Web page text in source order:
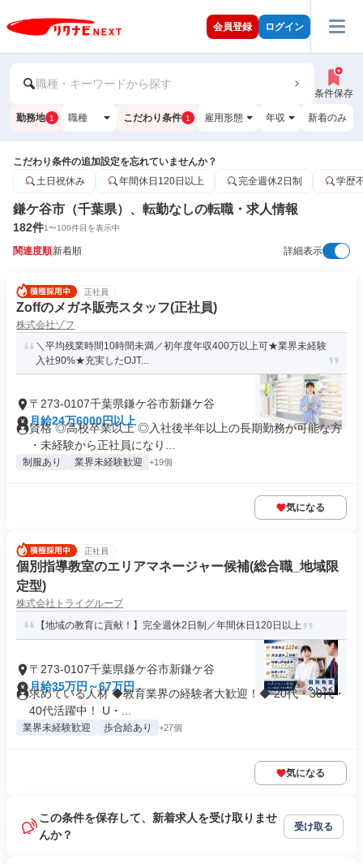
会員登録 ログイン
職種・キーワードから探す
条件保存
勤務地 1 職種 こだわり条件 1 雇用形態 年収 新着のみ
こだわり条件の追加設定を忘れていませんか？
土日祝休み
年間休日120日以上 完全週休2日制 学歴
鎌ケ谷市（千葉県）、転勤なしの転職・求人情報
182件1〜100件目を表示中
関連度順新着順 詳細表示
正社員
Zoffのメガネ販売スタッフ(正社員)
株式会社ゾフ
＼平均残業時間10時間未満／初年度年収400万以上可★業界未経験
入社90%★充実したOJT...
〒273-0107千葉県鎌ケ谷市新鎌ケ谷
月給24万6000円以上
資格 ◎高校卒業以上 ◎入社後半年以上の長期勤務が可能な方
・未経験から正社員になり...
制服あり 業界未経験歓迎 +19個
気になる
正社員
個別指導教室のエリアマネージャー候補(総合職_地域限
定型)
株式会社トライグループ
【地域の教育に貢献！】完全週休2日制／年間休日120日以上
〒273-0107千葉県鎌ケ谷市新鎌ケ谷
月給35万円～67万円
求めている人材 ◆教育業界の経験者大歓迎！◆ 20代・30代・
40代活躍中！ U・...
業界未経験歓迎 歩合給あり +27個
気になる
この条件を保存して、新着求人を受け取りませ
んか？
受け取る